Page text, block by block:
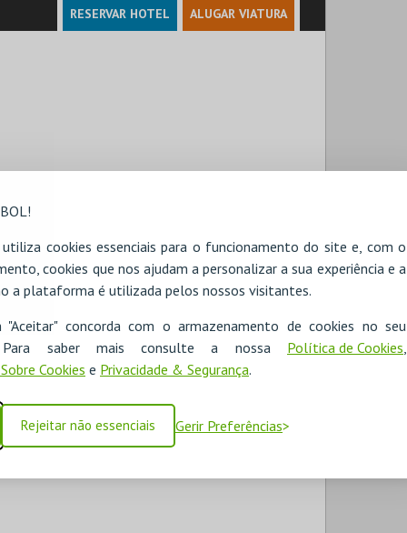
cookies essenciais para o funcionamento do site e, com o
cookies que nos ajudam a personalizar a sua experiência e a
a plataforma é utilizada pelos nossos visitantes.
concorda com o armazenamento de cookies no seu
Para saber mais consulte a nossa Política de Cookies,
Cookies e Privacidade & Segurança.
Rejeitar não essenciais Gerir Preferências
RESERVAR HOTEL ALUGAR VIATURA